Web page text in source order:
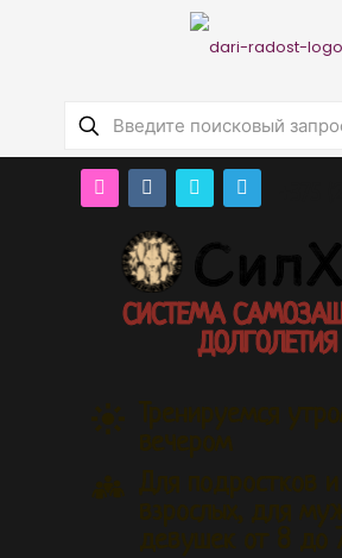
СИСТЕМА
ДОЛГОЛЕТИЯ
Тренируемся
вечером
Для подростков и
взрослых, для
девушек от 8 до